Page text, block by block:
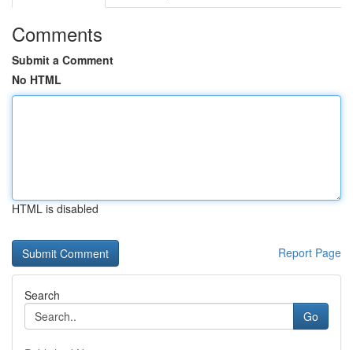
Comments
Submit a Comment
No HTML
HTML is disabled
Report Page
Search
Go